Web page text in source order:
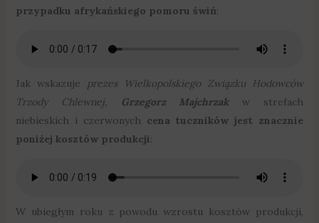
przypadku afrykańskiego pomoru świń:
Jak wskazuje
prezes Wielkopolskiego Związku Hodowców
Trzody Chlewnej,
Grzegorz Majchrzakw strefach
niebieskich i czerwonych cena tuczników jest znacznie
poniżej kosztów produkcji:
W ubiegłym roku z powodu wzrostu kosztów produkcji,